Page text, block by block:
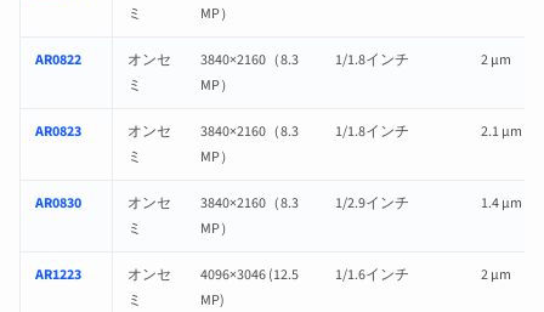
ミ
MP）
AR0822
オンセ
ミ
3840×2160（8.3
MP）
1/1.8インチ 2 µm
AR0823
オンセ
ミ
3840×2160（8.3
MP）
1/1.8インチ 2.1 µm
AR0830
オンセ
ミ
3840×2160（8.3
MP）
1/2.9インチ 1.4 µm
AR1223
オンセ
ミ
4096×3046 (12.5
MP)
1/1.6インチ 2 µm